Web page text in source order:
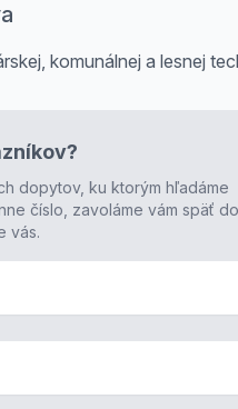
komunálnej a lesnej
dopytov, ku ktorým hľadáme
číslo, zavoláme vám späť
vás.